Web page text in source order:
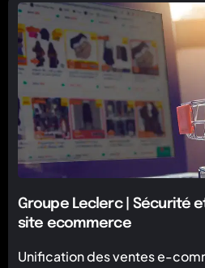
Groupe Leclerc | Sécurité
site ecommerce
Unification des ventes e-